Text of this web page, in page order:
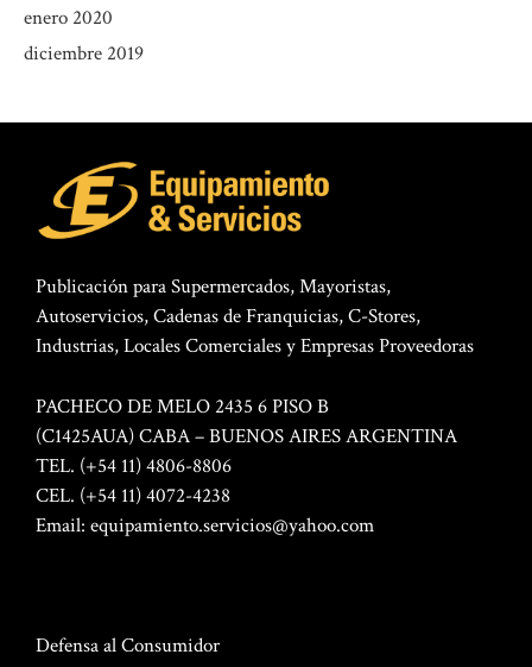
enero 2020
diciembre 2019
Publicación para Supermercados, Mayoristas,
Autoservicios, Cadenas de Franquicias, C-Stores,
Industrias, Locales Comerciales y Empresas Proveedoras
PACHECO DE MELO 2435 6 PISO B
(C1425AUA) CABA – BUENOS AIRES ARGENTINA
TEL. (+54 11) 4806-8806
CEL. (+54 11) 4072-4238
Email: equipamiento.servicios@yahoo.com
Defensa al Consumidor